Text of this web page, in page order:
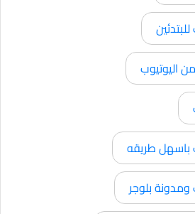
اليوتيوب
باسهل طريقه
ومدونة بلوجر